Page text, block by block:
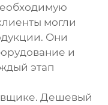
могли
Они
и
этап
Дешевый